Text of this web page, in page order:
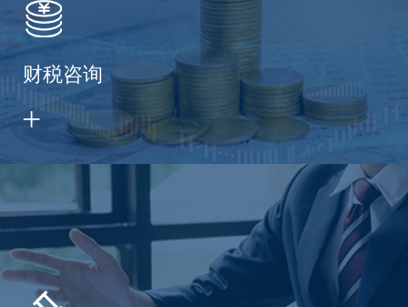
财税咨询